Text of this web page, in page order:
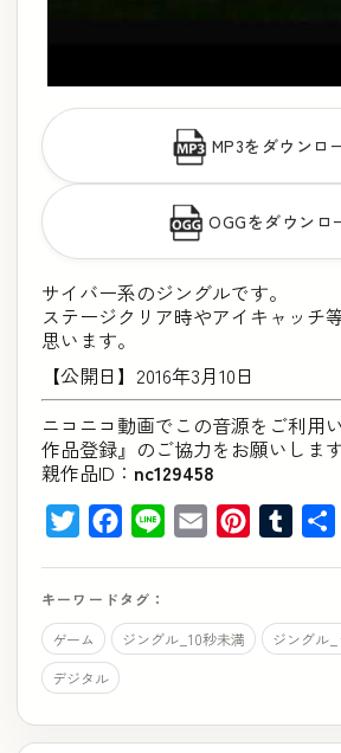
MP3をダウンロ
OGGをダウンロ
サイバー系のジングルです。
ステージクリア時やアイキャッチ
思います。
【公開日】2016年3月10日
ニコニコ動画でこの音源をご利用
作品登録』のご協力をお願いします
親作品ID： nc129458
TwitterFacebook
Line Email Pinterest
Tumblr
キーワードタグ：
ゲーム
ジングル_10秒未満
ジングル
デジタル